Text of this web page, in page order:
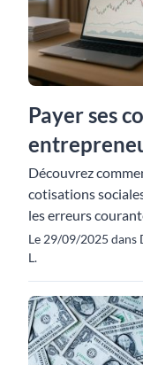
Payer ses
Découvrez
cotisations
les erreurs
Le 29/09/2025 dans
L.